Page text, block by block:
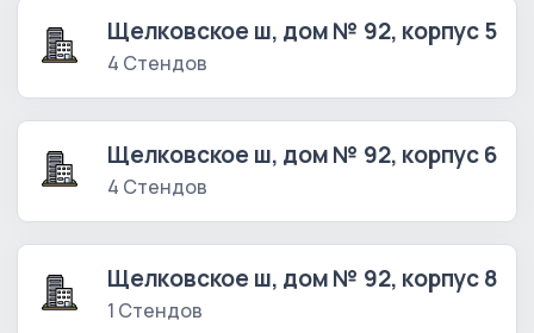
Щелковское ш, дом № 92, корпус 5
4 Стендов
Щелковское ш, дом № 92, корпус 6
4 Стендов
Щелковское ш, дом № 92, корпус 8
1 Стендов